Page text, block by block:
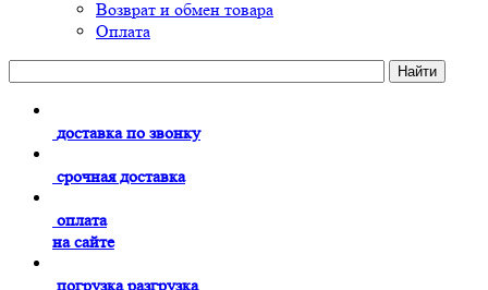
Возврат и обмен товара
Оплата
доставка по звонку
срочная доставка
оплата
на сайте
погрузка разгрузка